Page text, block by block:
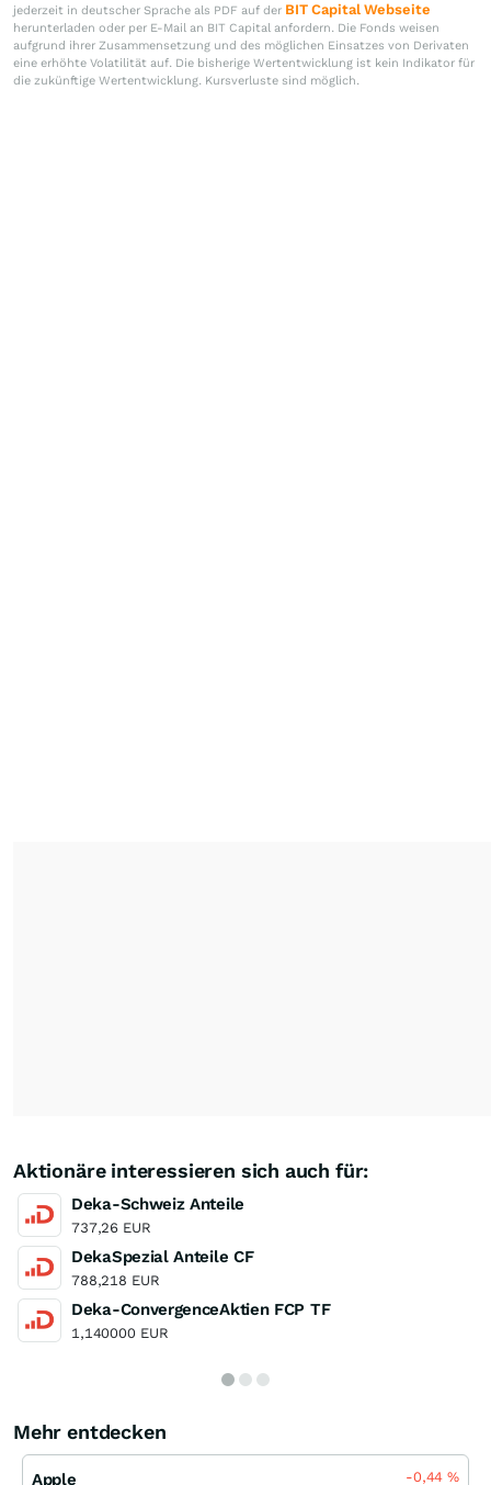
jederzeit in deutscher Sprache als PDF auf der BIT Capital Webseite
herunterladen oder per E-Mail an BIT Capital anfordern. Die Fonds weisen
aufgrund ihrer Zusammensetzung und des möglichen Einsatzes von Derivaten
eine erhöhte Volatilität auf. Die bisherige Wertentwicklung ist kein Indikator für
die zukünftige Wertentwicklung. Kursverluste sind möglich.
Aktionäre interessieren sich auch für:
Deka-Schweiz Anteile
737,26 EUR
DekaSpezial Anteile CF
788,218 EUR
Deka-ConvergenceAktien FCP TF
1,140000 EUR
Mehr entdecken
Apple -0,44%